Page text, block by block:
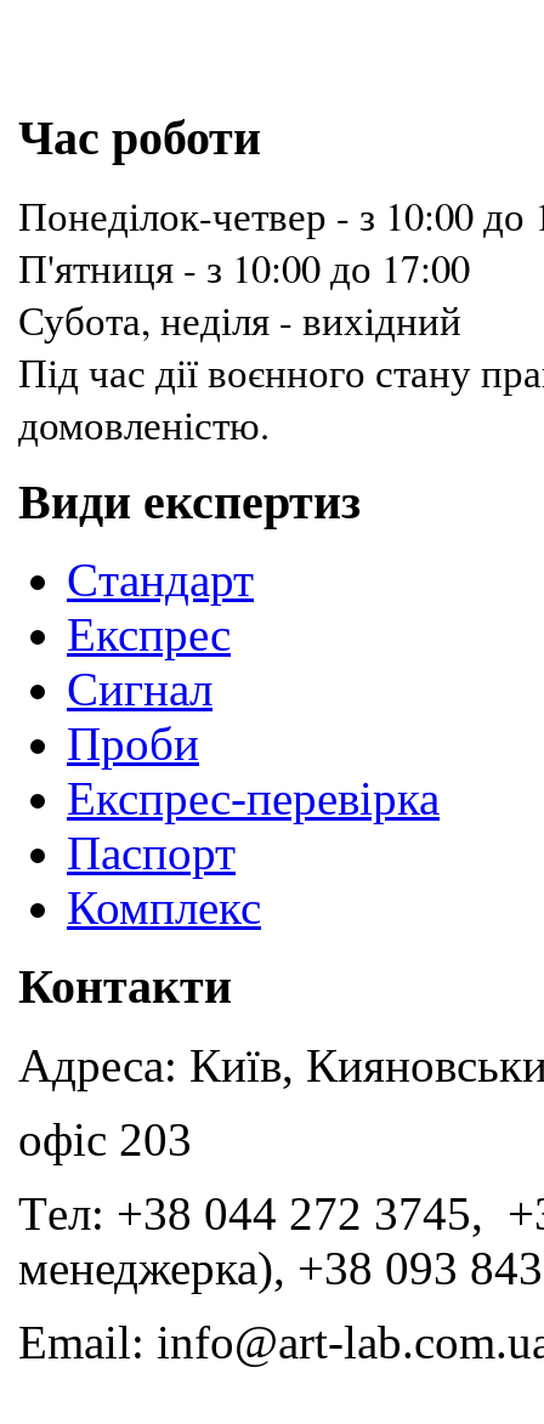
Час роботи
Понеділок-четвер - з 10:00 до
П'ятниця - з 10:00 до 17:00
Субота, неділя - вихідний
Під час дії воєнного стану
домовленістю.
Види експертиз
Cтандарт
Експрес
Сигнал
Проби
Експрес-перевірка
Паспорт
Комплекс
Контакти
Адреса: Київ,
офіс 203
Tел: +38 044 272 3745,
менеджерка), +38 093
Email: info@art-